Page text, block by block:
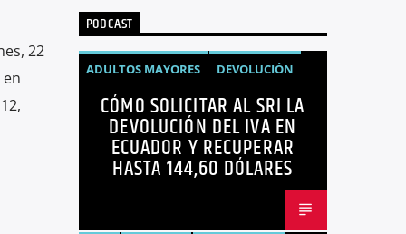
22
PODCAST
ADULTOS MAYORES
DEVOLUCIÓN
ECUADOR
NEGOCIOS
NOTICIAS
PERSONAS CON DISCAPACIDAD
CÓMO SOLICITAR AL SRI LA
DEVOLUCIÓN DEL IVA EN
ECUADOR Y RECUPERAR
HASTA 144,60 DÓLARES